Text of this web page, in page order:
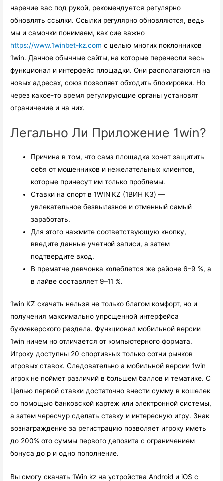
наречие вас под рукой, рекомендуется регулярно
обновлять ссылки. Ссылки регулярно обновляются, ведь
мы и самочки понимаем, как сие важно
https://www.1winbet-kz.com с целью многих поклонников
1win. Данное обычные сайты, на которые перенесли весь
функционал и интерфейс площадки. Они располагаются на
новых адресах, союз позволяет обходить блокировки. Но
через какое-то время регулирующие органы установят
ограничение и на них.
Легально Ли Приложение 1win?
Причина в том, что сама площадка хочет защитить
себя от мошенников и нежелательных клиентов,
которые принесут им только проблемы.
Ставки на спорт в 1WIN KZ (1ВИН КЗ) —
увлекательное безвылазное и отменный самый
заработать.
Для этого нажмите соответствующую кнопку,
введите данные учетной записи, а затем
подтвердите вход.
В прематче девчонка колеблется же районе 6–9 %, а
в лайве составляет 9–11 %.
1win KZ скачать нельзя не только благом комфорт, но и
получения максимально упрощенной интерфейса
букмекерского раздела. Функционал мобильной версии
1win ничем но отличается от компьютерного формата.
Игроку доступны 20 спортивных только сотни рынков
игровых ставок. Следовательно а мобильной версии 1win
игрок не поймет различий в большем баллов и тематике. С
Целью первой ставки достаточно внести сумму в кошелек
со помощью банковской картеж или электронной системы,
а затем чересчур сделать ставку и интересную игру. Знак
вознаграждение за регистрацию позволяет игроку иметь
до 200% ото суммы первого депозита с ограничением
бонуса до р и одно пополнение.
Вы смогу скачать 1Win kz на устройства Android и iOS с